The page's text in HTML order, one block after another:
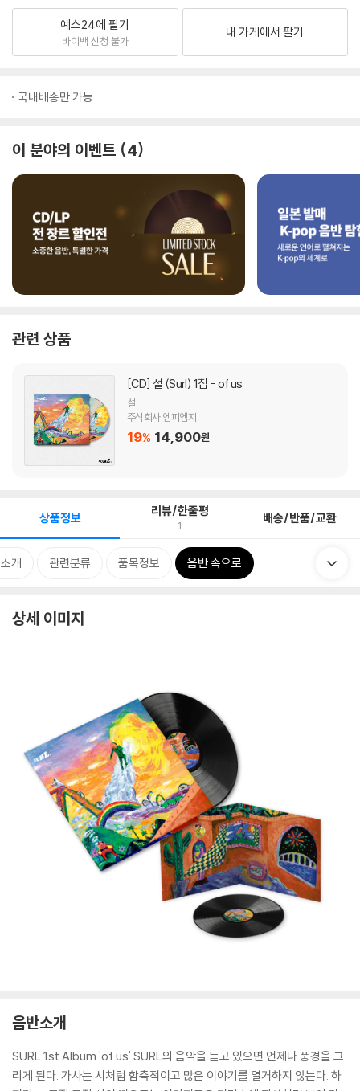
예스24에 팔기
바이백 신청 불가
내 가게에서 팔기
국내배송만 가능
이 분야의 이벤트 4
관련 상품
[CD] 설 (Surl) 1집 - of us
설
주식회사 엠피엠지
19% 14,900원
상품정보 리뷰/한줄평
1 배송/반품/교환
개 관련분류 품목정보 음반 속으로
상세 이미지
음반소개
SURL 1st Album 'of us' SURL의 음악을 듣고 있으면 언제나 풍경을 그
리게 된다. 가사는 시처럼 함축적이고 많은 이야기를 열거하지 않는다. 하